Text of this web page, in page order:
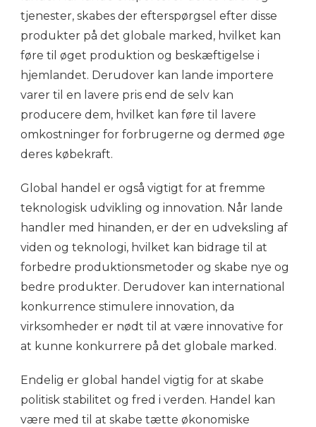
tjenester, skabes der efterspørgsel efter disse
produkter på det globale marked, hvilket kan
føre til øget produktion og beskæftigelse i
hjemlandet. Derudover kan lande importere
varer til en lavere pris end de selv kan
producere dem, hvilket kan føre til lavere
omkostninger for forbrugerne og dermed øge
deres købekraft.
Global handel er også vigtigt for at fremme
teknologisk udvikling og innovation. Når lande
handler med hinanden, er der en udveksling af
viden og teknologi, hvilket kan bidrage til at
forbedre produktionsmetoder og skabe nye og
bedre produkter. Derudover kan international
konkurrence stimulere innovation, da
virksomheder er nødt til at være innovative for
at kunne konkurrere på det globale marked.
Endelig er global handel vigtig for at skabe
politisk stabilitet og fred i verden. Handel kan
være med til at skabe tætte økonomiske